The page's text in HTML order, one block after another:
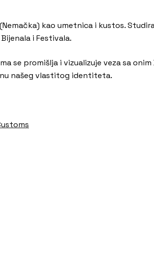
kao umetnica i kustos.
i Festivala.
se promišlja i vizualizuje veza sa onim
našeg vlastitog identiteta.